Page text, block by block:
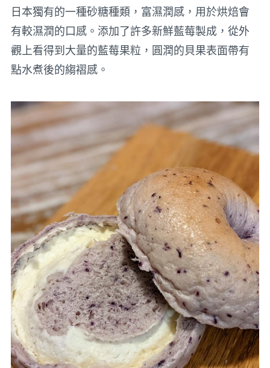
日本獨有的一種砂糖種類，富濕潤感，用於烘焙會
有較濕潤的口感。添加了許多新鮮藍莓製成，從外
觀上看得到大量的藍莓果粒，圓潤的貝果表面帶有
點水煮後的縐褶感。